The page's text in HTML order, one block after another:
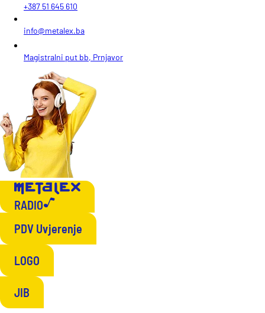
+387 51 645 610
info@metalex.ba
Magistralni put bb, Prnjavor
RADIO
PDV Uvjerenje
LOGO
JIB